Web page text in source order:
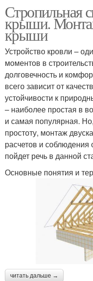
Стропильная
крыши.
крыши
Устройство кровли –
моментов в
долговечность и
всего зависит от
устойчивости к
– наиболее простая в
и самая популярная.
простоту, монтаж
расчетов и
пойдет речь в данной
Основные понятия и
читать дальше →